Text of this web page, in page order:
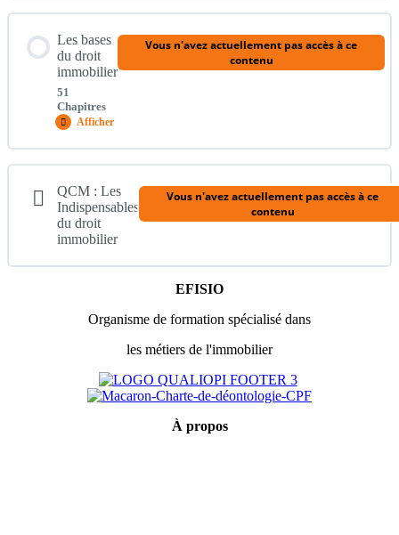
Les bases
du droit
immobilier
51
Chapitres
Vous n'avez actuellement pas accès à ce
contenu
Afficher
Les
droit
0% TERMINÉ
1 – Chronologie d’une vente immobilière
2 – La loi Hoguet (transaction/location/gestion)
3 – Déontologie (A)
QCM : Les
Indispensables
du droit
immobilier
Vous n'avez actuellement pas accès à ce
contenu
EFISIO
Organisme de formation spécialisé dans
les métiers de l'immobilier
Àpropos